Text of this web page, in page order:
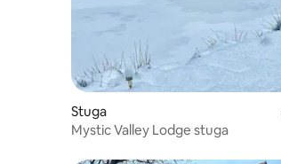
Stuga
Mystic Valley Lodge stuga